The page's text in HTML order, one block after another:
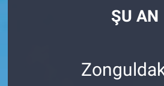
ŞU AN